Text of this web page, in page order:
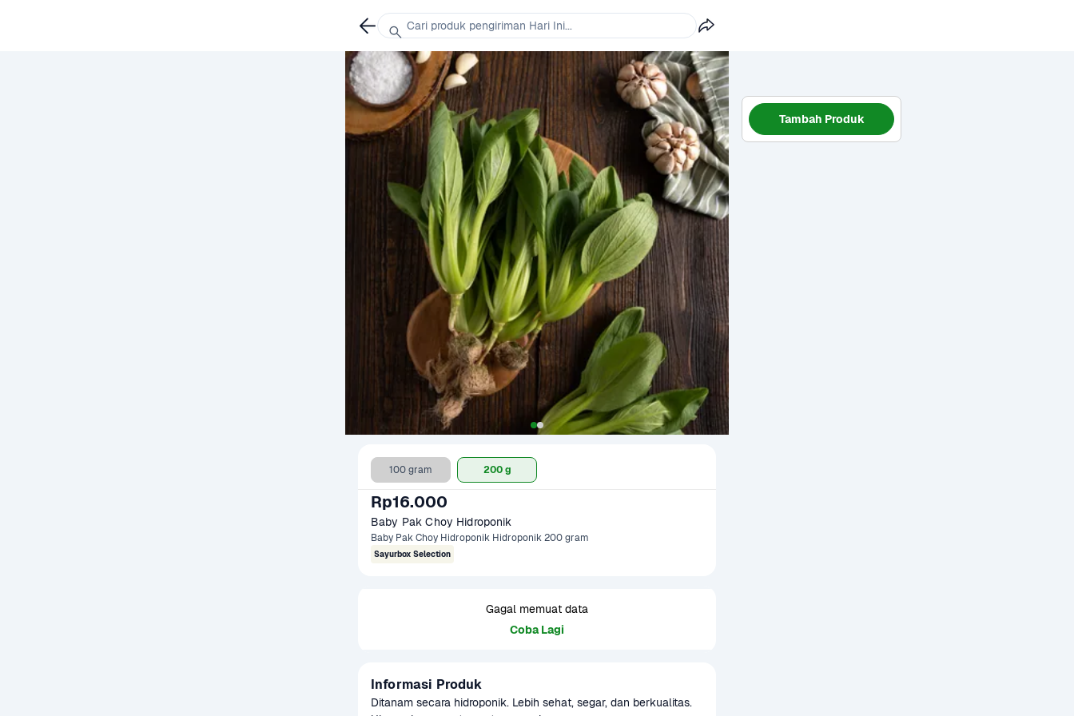
100 gram 200 g
Rp16.000
Baby Pak Choy Hidroponik
Baby Pak Choy Hidroponik Hidroponik 200 gram
Sayurbox Selection
Gagal memuat data
Coba Lagi
Informasi Produk
Ditanam secara hidroponik. Lebih sehat, segar, dan berkualitas.
Tambah Produk
Cari produk pengiriman Hari Ini...